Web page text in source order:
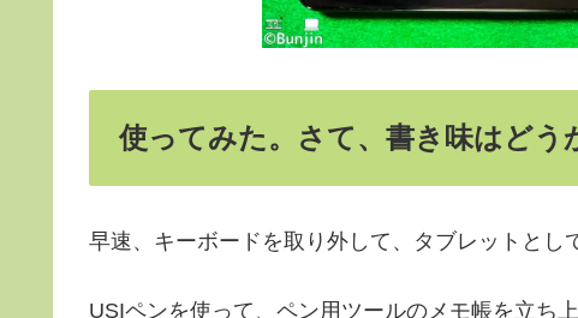
使ってみた。さて、書き味はどう
早速、キーボードを取り外して、タブレットとし
USIペンを使って、ペン用ツールのメモ帳を立ち